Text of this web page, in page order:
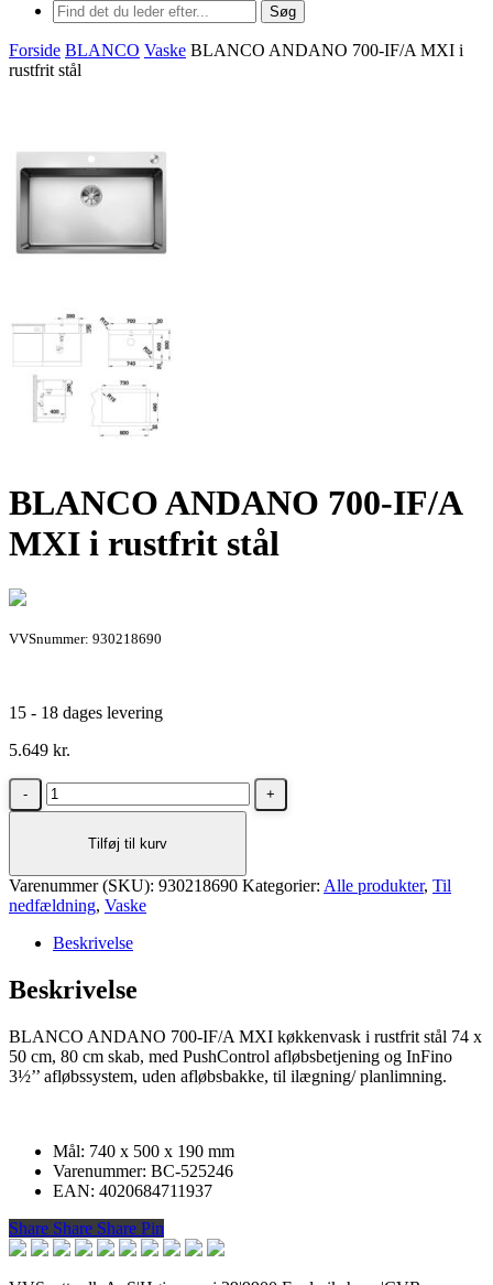
Søg
Forside BLANCO Vaske BLANCO ANDANO 700-IF/A MXI i
rustfrit stål
BLANCO ANDANO 700-IF/A
MXI i rustfrit stål
VVSnummer: 930218690
15 - 18 dages levering
5.649 kr.
BLANCO
ANDANO
i
rustfrit
antal
Tilføj til kurv
Varenummer (SKU): 930218690 Kategorier: Alle produkter, Til
nedfældning, Vaske
Beskrivelse
Beskrivelse
BLANCO ANDANO 700-IF/A MXI køkkenvask i rustfrit stål 74 x
50 cm, 80 cm skab, med PushControl afløbsbetjening og InFino
3½’’ afløbssystem, uden afløbsbakke, til ilægning/ planlimning.
Mål: 740 x 500 x 190 mm
Varenummer: BC-525246
EAN: 4020684711937
Share
Share Share Share Pin